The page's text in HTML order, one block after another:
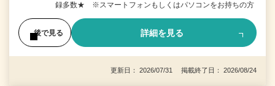
録多数★ ※スマートフォンもしくはパソコンをお持ちの方
後で見る 詳細を見る
更新日： 2026/07/31 掲載終了日： 2026/08/24